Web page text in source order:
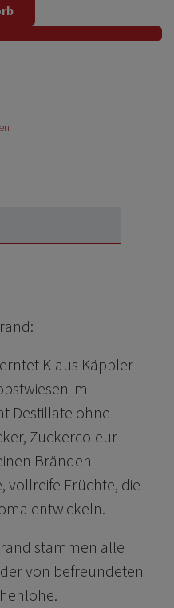
Klaus Käppler
im
Destillate ohne
Zuckercoleur
Bränden
vollreife Früchte, die
entwickeln.
stammen alle
von befreundeten